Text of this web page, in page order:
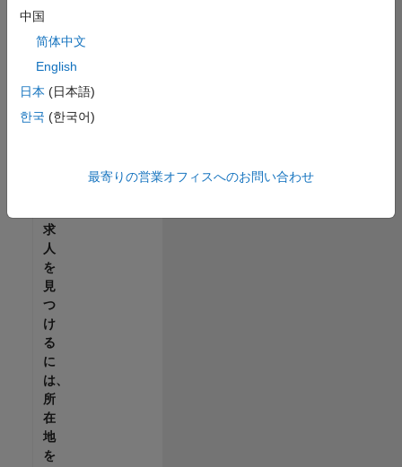
ご
希
望
地
域
求
人
を
見
つ
け
る
に
は、
所
在
地
を
中国
简体中文
English
日本 (日本語)
한국 (한국어)
最寄りの営業オフィスへのお問い合わせ